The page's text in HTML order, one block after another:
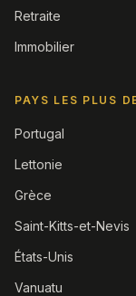
Retraite
Immobilier
PAYS LES PLUS
Portugal
Lettonie
Grèce
Saint-Kitts-et-Nevis
États-Unis
Vanuatu